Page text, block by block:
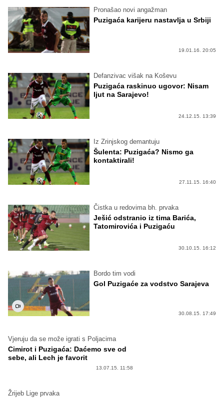
Pronašao novi angažman
Puzigaća karijeru nastavlja u Srbiji
19.01.16. 20:05
Defanzivac višak na Koševu
Puzigaća raskinuo ugovor: Nisam
ljut na Sarajevo!
24.12.15. 13:39
Iz Zrinjskog demantuju
Šulenta: Puzigaća? Nismo ga
kontaktirali!
27.11.15. 16:40
Čistka u redovima bh. prvaka
Ješić odstranio iz tima Barića,
Tatomirovića i Puzigaću
30.10.15. 16:12
Bordo tim vodi
Gol Puzigaće za vodstvo Sarajeva
30.08.15. 17:49
Vjeruju da se može igrati s Poljacima
Cimirot i Puzigaća: Daćemo sve od
sebe, ali Lech je favorit
13.07.15. 11:58
Žrijeb Lige prvaka